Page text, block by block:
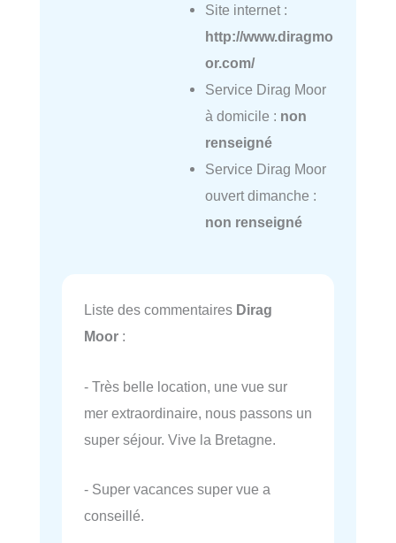
Site internet :
http://www.diragmo
or.com/
Service Dirag Moor
à domicile : non
renseigné
Service Dirag Moor
ouvert dimanche :
non renseigné
Liste des commentaires Dirag
Moor :
- Très belle location, une vue sur
mer extraordinaire, nous passons un
super séjour. Vive la Bretagne.
- Super vacances super vue a
conseillé.